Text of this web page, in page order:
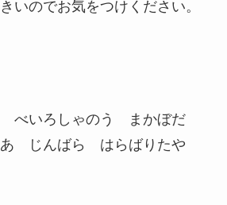
いのでお気をつけください。
べいろしゃのう まかぼだ
じんばら はらばりたや